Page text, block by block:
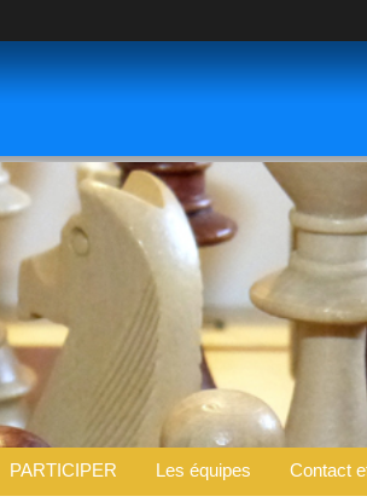
PARTICIPER Les équipes Contact